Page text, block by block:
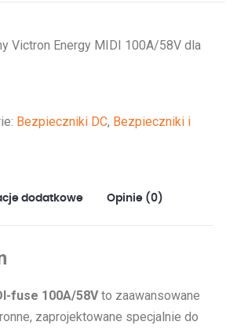
Victron Energy MIDI 100A/58V dla
Bezpieczniki DC, Bezpieczniki i
dodatkowe Opinie (0)
fuse 100A/58Vto zaawansowane
zaprojektowane specjalnie do